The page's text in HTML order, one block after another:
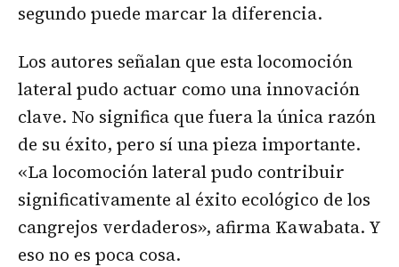
segundo puede marcar la diferencia.
Los autores señalan que esta locomoción
lateral pudo actuar como una innovación
clave. No significa que fuera la única razón
de su éxito, pero sí una pieza importante.
«La locomoción lateral pudo contribuir
significativamente al éxito ecológico de los
cangrejos verdaderos», afirma Kawabata. Y
eso no es poca cosa.